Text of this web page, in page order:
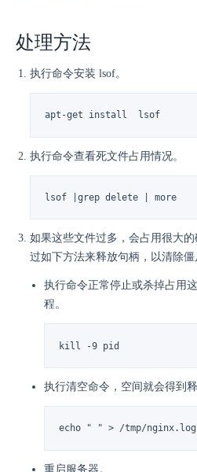
处理方法
执行命令安装 lsof。
apt-get install  lsof
执行命令查看死文件占用情况。
lsof |grep delete | more
如果这些文件过多，会占用很大
过如下方法来释放句柄，以清除
执行命令正常停止或杀掉占用
程。
kill -9 pid
执行清空命令，空间就会得到释
echo " " > /tmp/nginx.log
重启服务器。